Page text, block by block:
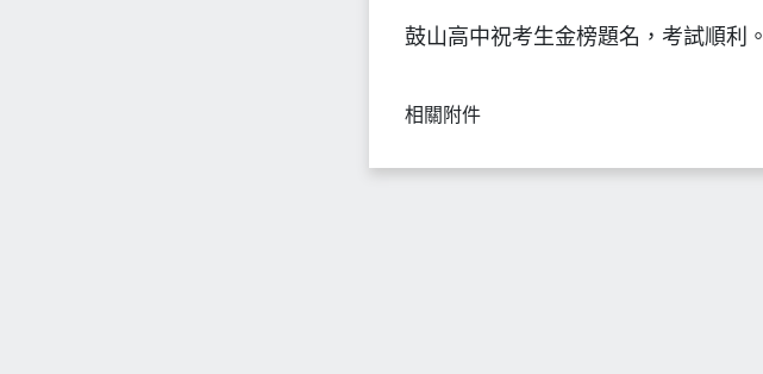
鼓山高中祝考生金榜題名，考試順利。
相關附件